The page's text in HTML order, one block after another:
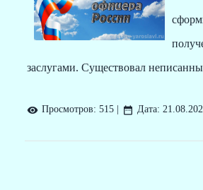
заслугами. Существовал
Просмотров: 515 Дата: